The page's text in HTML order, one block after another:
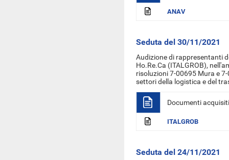
ANAV
Seduta del 30/11/2021
Audizione di rappresentanti
Ho.Re.Ca (ITALGROB),
risoluzioni 7-00695 Mura e
settori della logistica e del
Documenti acquisiti
ITALGROB
Seduta del 24/11/2021